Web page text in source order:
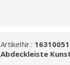
ArtikelNr.:
Abdeckleiste